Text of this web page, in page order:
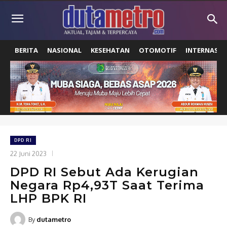
BERITA NASIONAL KESEHATAN OTOMOTIF
DPD RI
22 Juni 2023
DPD RI Sebut Ada Kerugian
Negara Rp4,93T Saat Terima
LHP BPK RI
By dutametro